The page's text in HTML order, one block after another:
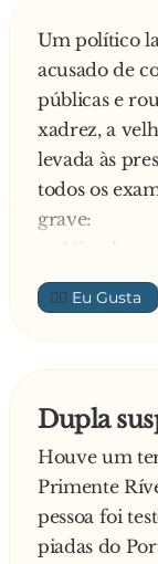
— Que
eu ensino
pensa que
— Sim, mas
contra o
— Bah!
e ele
ganhou.
Um político
acusado de
públicas e
xadrez, a
levada às
todos os
grave:
— Não
fazer uma
O político
puxa o
ouvido dele:
família e a
equipe.
👍🏼
Dupla
Houve um
Primente
pessoa foi
piadas do